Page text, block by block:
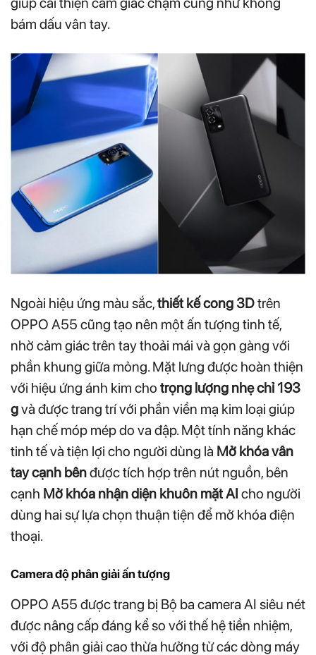
bám dấu vân tay.
Ngoài hiệu ứng màu sắc,thiết kế cong 3Dtrên
OPPO A55 cũng tạo nên một ấn tượng tinh tế,
nhờ cảm giác trên tay thoải mái và gọn gàng với
phần khung giữa mỏng. Mặt lưng được hoàn thiện
với hiệu ứng ánh kim cho trọng lượng nhẹ chỉ 193
gvà được trang trí với phần viền mạ kim loại giúp
hạn chế móp mép do va đập. Một tính năng khác
tinh tế và tiện lợi cho người dùng là Mở khóa vân
tay cạnh bênđược tích hợp trên nút nguồn, bên
cạnh Mở khóa nhận diện khuôn mặt AI cho người
dùng hai sự lựa chọn thuận tiện để mở khóa điện
thoại.
Camera độ phân giải ấn tượng
OPPO A55 được trang bị Bộ ba camera AI siêu nét
được nâng cấp đáng kể so với thế hệ tiền nhiệm,
với độ phân giải cao thừa hưởng từ các dòng máy